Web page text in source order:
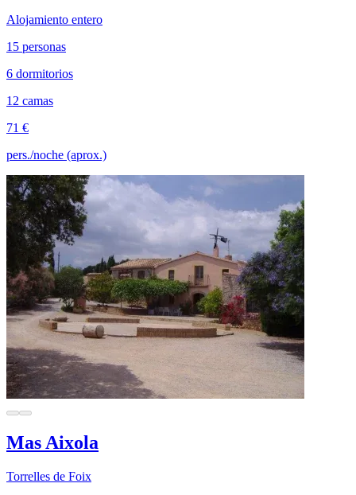
Alojamiento entero
15 personas
6 dormitorios
12 camas
71 €
pers./noche (aprox.)
Mas Aixola
Torrelles de Foix